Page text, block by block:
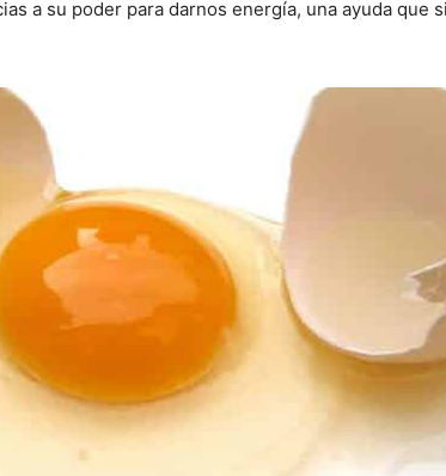
a su poder para darnos energía, una ayuda que